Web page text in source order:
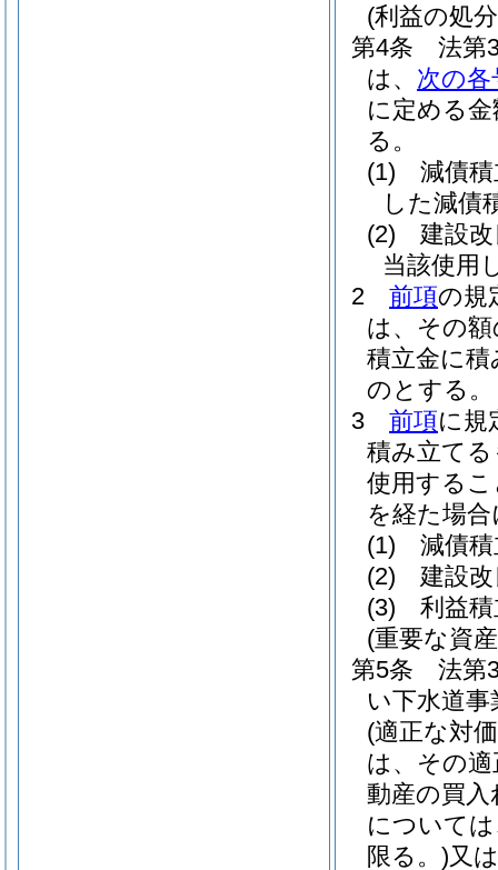
(利益の処
第4条
法第
は、 次の各
に定める
る。
(1)
減債
した減債
(2)
建設
当該使用
2
前項の規
は、その
積立金に
のとする。
3
前項に規
積み立て
使用する
を経た場
(1)
減債
(2)
建設
(3)
利益
(重要な資
第5条
法第
い下水道
(適正な対
は、その
動産の買
について
限る。)又